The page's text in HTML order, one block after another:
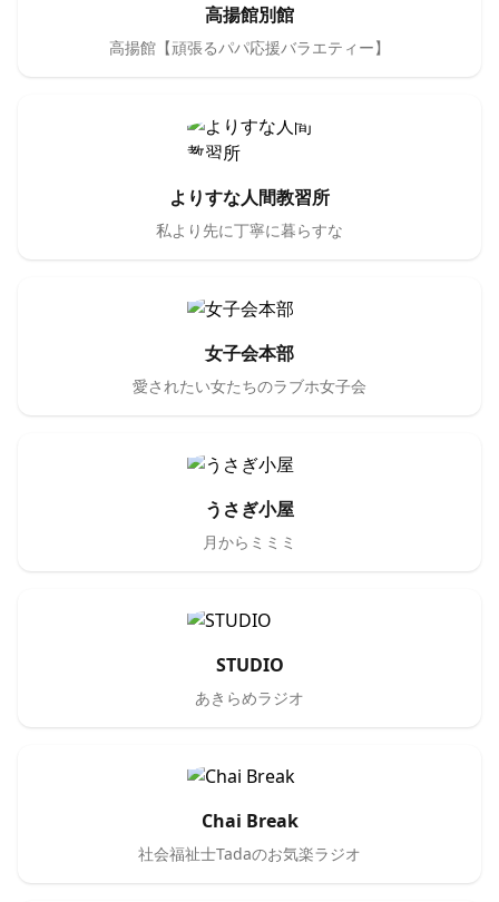
高揚館別館
高揚館【頑張るパパ応援バラエティー】
よりすな人間教習所
私より先に丁寧に暮らすな
女子会本部
愛されたい女たちのラブホ女子会
うさぎ小屋
月からミミミ
STUDIO
あきらめラジオ
Chai Break
社会福祉士Tadaのお気楽ラジオ